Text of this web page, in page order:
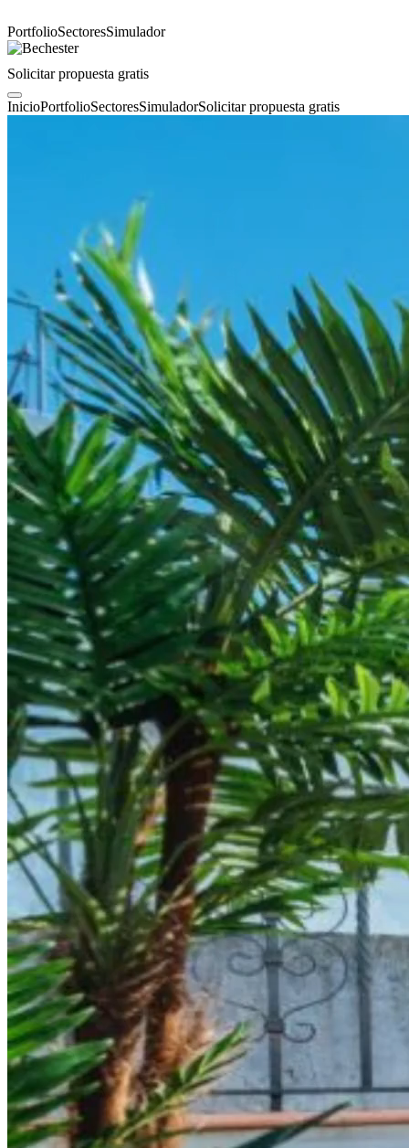
PortfolioSectoresSimulador
Solicitar propuesta gratis
InicioPortfolioSectoresSimuladorSolicitar propuesta gratis